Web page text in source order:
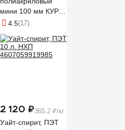
мини 100 мм КУРС
02646
4.5(17)
2 120 ₽365.2 ₽/кг
Уайт-спирит, ПЭТ